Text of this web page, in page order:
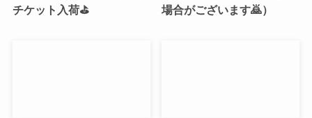
チケット入荷⛳
場合がございます🙇）